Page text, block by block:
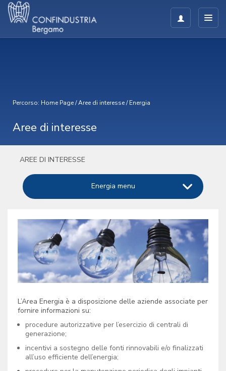
Percorso: Home Page/Aree di interesse/Energia
Aree di interesse
AREE DI INTERESSE
Energia menu
L’Area Energia è a disposizione delle aziende associate per
fornire informazioni su:
procedure autorizzative per l’esercizio di centrali di
generazione;
incentivi a sostegno delle fonti rinnovabili e/o finalizzati
all’uso efficiente dell’energia;